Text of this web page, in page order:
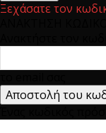
Ξεχάσατε τον